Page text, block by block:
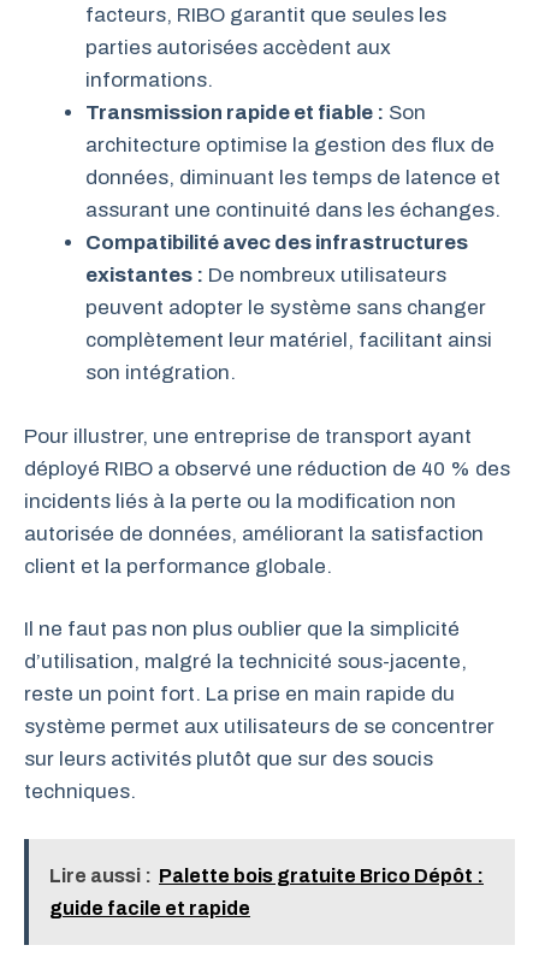
facteurs, RIBO garantit que seules les
parties autorisées accèdent aux
informations.
Transmission rapide et fiable : Son
architecture optimise la gestion des flux de
données, diminuant les temps de latence et
assurant une continuité dans les échanges.
Compatibilité avec des infrastructures
existantes : De nombreux utilisateurs
peuvent adopter le système sans changer
complètement leur matériel, facilitant ainsi
son intégration.
Pour illustrer, une entreprise de transport ayant
déployé RIBO a observé une réduction de 40 % des
incidents liés à la perte ou la modification non
autorisée de données, améliorant la satisfaction
client et la performance globale.
Il ne faut pas non plus oublier que la simplicité
d’utilisation, malgré la technicité sous-jacente,
reste un point fort. La prise en main rapide du
système permet aux utilisateurs de se concentrer
sur leurs activités plutôt que sur des soucis
techniques.
Lire aussi : Palette bois gratuite Brico Dépôt :
guide facile et rapide